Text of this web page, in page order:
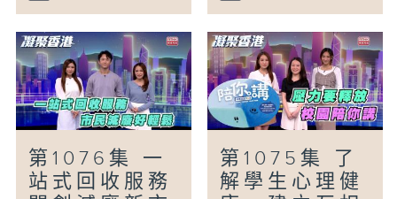
第1076集 一
站式回收服務
第1075集 了
解學生心理健